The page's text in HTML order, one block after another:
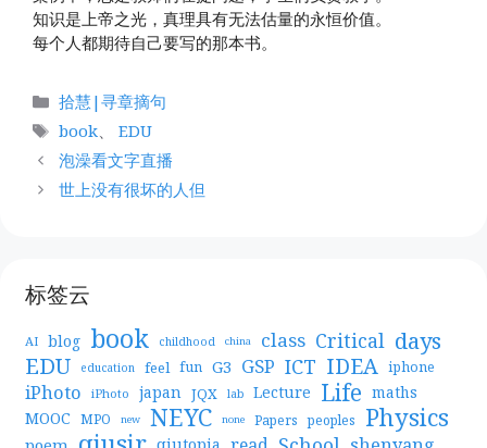
知识是上帝之光，真理具有无法估量的永恒价值。
每个人都期待自己要写的那本书。
分
类
拾慧|寻章摘句
标
签
book
EDU
泡澡看文字直播
世上没有很坏的人但
标签云
AI blog book childhood china class Critical days
EDU education feel fun G3 GSP ICT IDEA iphone
iPhoto iPhoto japan JQX lab Lecture Life maths
MOOC MPO new NEYC none Papers peoples Physics